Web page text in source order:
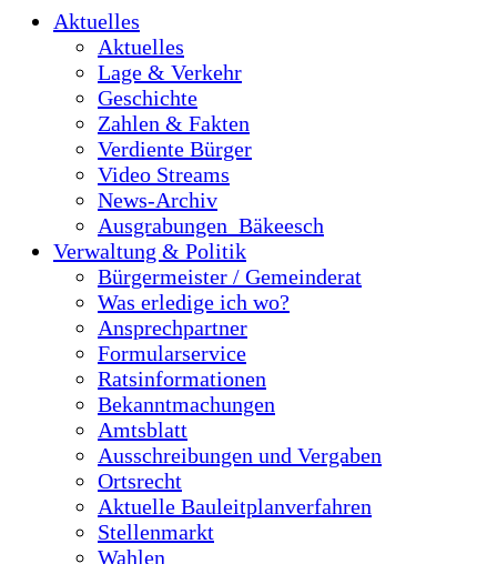
Aktuelles
Aktuelles
Lage & Verkehr
Geschichte
Zahlen & Fakten
Verdiente Bürger
Video Streams
News-Archiv
Ausgrabungen_Bäkeesch
Verwaltung & Politik
Bürgermeister / Gemeinderat
Was erledige ich wo?
Ansprechpartner
Formularservice
Ratsinformationen
Bekanntmachungen
Amtsblatt
Ausschreibungen und Vergaben
Ortsrecht
Aktuelle Bauleitplanverfahren
Stellenmarkt
Wahlen